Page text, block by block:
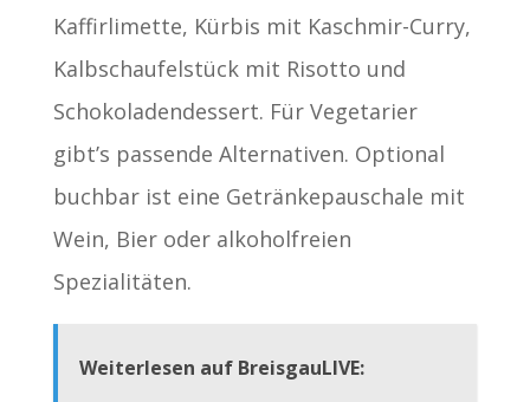
Kaffirlimette, Kürbis mit Kaschmir-Curry,
Kalbschaufelstück mit Risotto und
Schokoladendessert. Für Vegetarier
gibt’s passende Alternativen. Optional
buchbar ist eine Getränkepauschale mit
Wein, Bier oder alkoholfreien
Spezialitäten.
Weiterlesen auf BreisgauLIVE: